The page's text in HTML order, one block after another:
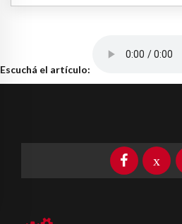
Escuchá el artículo: